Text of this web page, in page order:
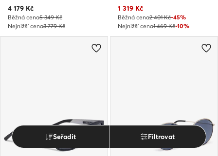
Aktuální cena
4 179 Kč
Běžná cena5 349 Kč
Nejnižší cena3 779 Kč
Aktuální cena
1 319 Kč
Běžná cena2 401 Kč-45%
Nejnižší cena1 469 Kč-10%
Seřadit Filtrovat